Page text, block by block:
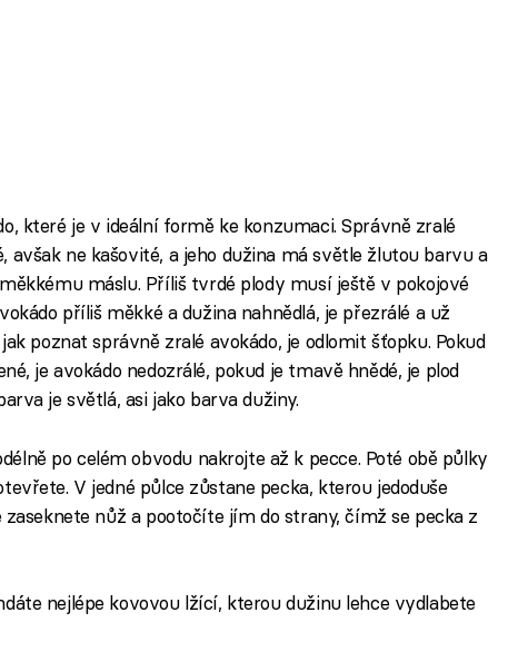
které je v ideální formě ke konzumaci. Správně zralé
avšak ne kašovité, a jeho dužina má světle žlutou barvu a
máslu. Příliš tvrdé plody musí ještě v pokojové
příliš měkké a dužina nahnědlá, je přezrálé a už
poznat správně zralé avokádo, je odlomit šťopku. Pokud
je avokádo nedozrálé, pokud je tmavě hnědé, je plod
je světlá, asi jako barva dužiny.
po celém obvodu nakrojte až k pecce. Poté obě půlky
V jedné půlce zůstane pecka, kterou jedoduše
nůž a pootočíte jím do strany, čímž se pecka z
nejlépe kovovou lžící, kterou dužinu lehce vydlabete